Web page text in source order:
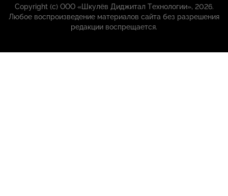
Copyright (с) ООО «Шкулёв Диджитал Технологии», 2026.
Любое воспроизведение материалов сайта без разрешения
редакции воспрещается.